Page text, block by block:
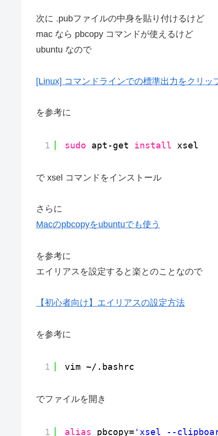
次に .pubファイルの中身を貼り付けるけど
mac なら pbcopy コマンドが使えるけど
ubuntu なので
[Linux] コマンドラインでの標準出力をクリッ
を参考に
1 sudo apt-get install xsel
で xsel コマンドをインストール
さらに
Macのpbcopyをubuntuでも使う
を参考に
エイリアスを設定すると楽とのことなので
【初心者向け】エイリアスの設定方法
を参考に
1 vim ~/.bashrc
でファイルを開き
1 alias pbcopy= 'xsel --